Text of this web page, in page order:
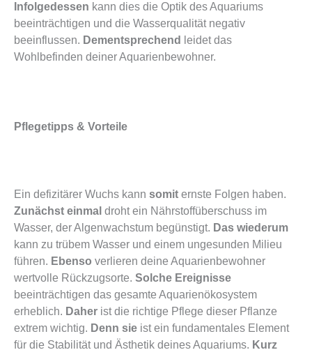
Infolgedessen kann dies die Optik des Aquariums
beeinträchtigen und die Wasserqualität negativ
beeinflussen. Dementsprechend
leidet das
Wohlbefinden deiner Aquarienbewohner.
Pflegetipps & Vorteile
Ein defizitärer Wuchs kann somit ernste Folgen haben.
Zunächst einmal droht ein Nährstoffüberschuss im
Wasser, der Algenwachstum begünstigt. Das wiederum
kann zu trübem Wasser und einem ungesunden Milieu
führen. Ebenso verlieren deine Aquarienbewohner
wertvolle Rückzugsorte. Solche Ereignisse
beeinträchtigen das gesamte Aquarienökosystem
erheblich. Daher ist die richtige Pflege dieser Pflanze
extrem wichtig. Denn sie ist ein fundamentales Element
für die Stabilität und Ästhetik deines Aquariums. Kurz